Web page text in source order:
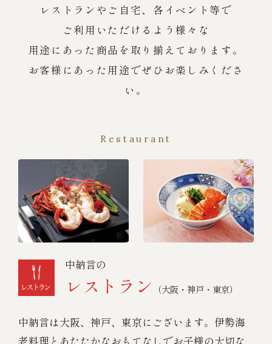
レストランやご自宅、各イベント等で
ご利用いただけるよう様々な
用途にあった商品を取り揃えております。
お客様にあった用途でぜひお楽しみくださ
い。
Restaurant
中納言の
レストラン （大阪・神戸・東京）
中納言は大阪、神戸、東京にございます。伊勢海
老料理とあたたかなおもてなしでお子様の大切な